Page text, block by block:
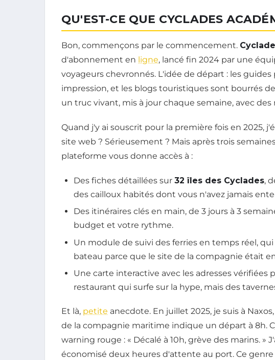
QU'EST-CE QUE CYCLADES
Bon, commençons par le commencement.
d'abonnement en ligne, lancé fin 2024 par une
voyageurs chevronnés. L'idée de départ : les
impression, et les blogs touristiques sont bourrés
un truc vivant, mis à jour chaque semaine, avec des
Quand j'y ai souscrit pour la première fois en 2025,
site web ? Sérieusement ? Mais après trois
plateforme vous donne accès à :
Des fiches détaillées sur 32 îles des Cyclades,
des cailloux habités dont vous n'avez jamais
Des itinéraires clés en main, de 3 jours à 3
budget et votre rythme.
Un module de suivi des ferries en temps réel,
bateau parce que le site de la compagnie était
Une carte interactive avec les adresses vérifiées
restaurant qui surfe sur la hype, mais des
Et là, petite anecdote. En juillet 2025, je suis à
de la compagnie maritime indique un départ à 8h.
warning rouge : « Décalé à 10h, grève des marins. »
économisé deux heures d'attente au port. Ce genre